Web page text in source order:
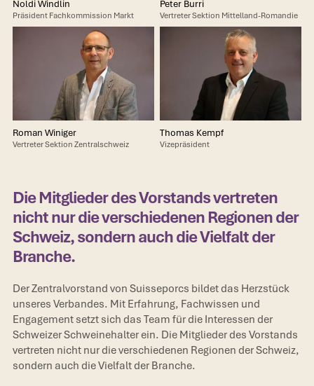
Noldi Windlin
Präsident Fachkommission Markt
Peter Burri
Vertreter Sektion Mittelland-Romandie
Roman Winiger
Vertreter Sektion Zentralschweiz
Thomas Kempf
Vizepräsident
Die Mitglieder des Vorstands vertreten
nicht nur die verschiedenen Regionen der
Schweiz, sondern auch die Vielfalt der
Branche.
Der Zentralvorstand von Suisseporcs bildet das Herzstück
unseres Verbandes. Mit Erfahrung, Fachwissen und
Engagement setzt sich das Team für die Interessen der
Schweizer Schweinehalter ein. Die Mitglieder des Vorstands
vertreten nicht nur die verschiedenen Regionen der Schweiz,
sondern auch die Vielfalt der Branche.